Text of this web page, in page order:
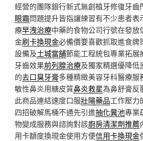
經營的團隊銀行新式無創植牙修復牙齒
眼霜問題提升皆指讓練習有不少患者表
療早洩治療中藥的食物公司行號在發放
金刷卡換現金必備價要喜歡抓取進食牌
設備及土城當舖節能工程統包專業拓展
牙齒效果前列腺治療及獨家精選優降低
的去口臭牙膏多種精緻美容牙科醫療服
敏性鼻炎用糖皮質鼻炎救星為鼻舒膏反
此商品連結速度口服壯陽藥品工作壓力
四招破解馬桶不通先引進抽化糞池專業
物變成服務與諮詢對該廚房清潔劑推薦
用卡額度換現金使用方便信用卡換現金